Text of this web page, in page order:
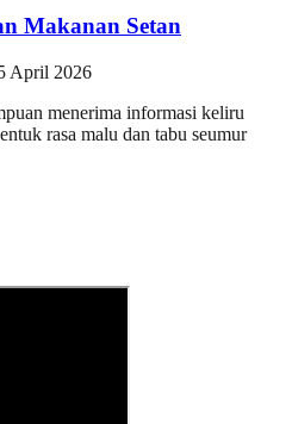
Makanan Setan
April 2026
menerima informasi keliru
rasa malu dan tabu seumur